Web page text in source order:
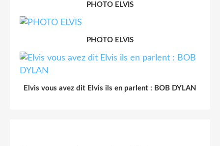
PHOTO ELVIS
PHOTO ELVIS
Elvis vous avez dit Elvis ils en parlent : BOB DYLAN